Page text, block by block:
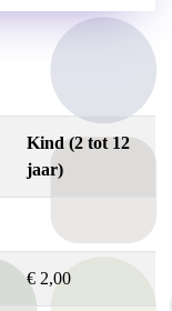
Kind (2 tot 12
jaar)
€ 2,00